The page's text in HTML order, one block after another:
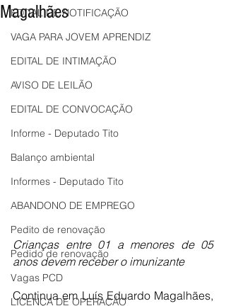
EDITAL DE NOTIFICAÇÃO
VAGA PARA JOVEM APRENDIZ
EDITAL DE INTIMAÇÃO
AVISO DE LEILÃO
EDITAL DE CONVOCAÇÃO
Informe - Deputado Tito
Balanço ambiental
Informes - Deputado Tito
ABANDONO DE EMPREGO
Pedito de renovação
Pedido de renovação
Vagas PCD
LICENÇA DE OPERAÇÃO
Magalhães
Crianças entre 01 a menores de 05
anos devem receber o imunizante
Continua em Luís Eduardo Magalhães,